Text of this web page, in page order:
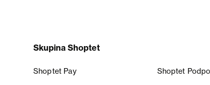
Skupina Shoptet
Shoptet Pay Shoptet